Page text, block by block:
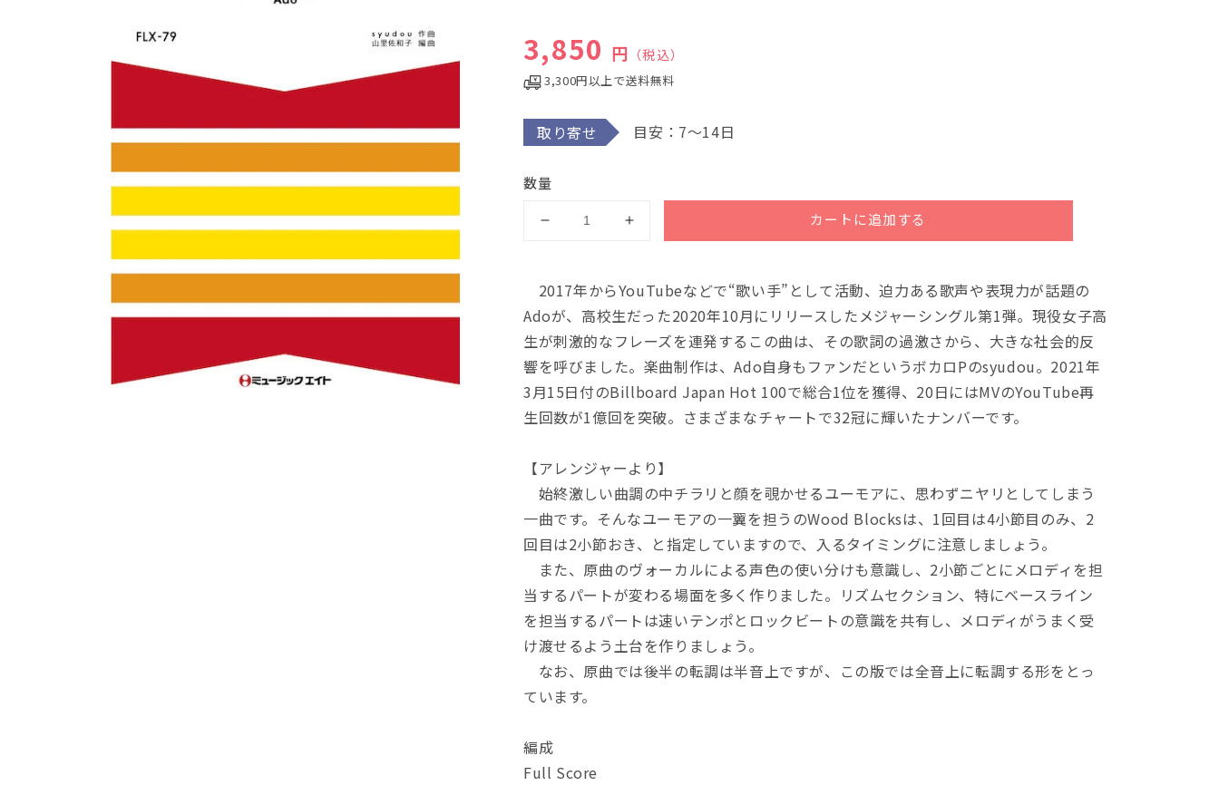
通常価格
3,850 円 （税込）
3,300円以上で送料無料
取り寄せ 目安：7～14日
数量
７
９
フ
レ
ッ
ク
ス・
ン
ド
（五
声
部
＋
打
楽
器）
う
せ
わ
／
Ｆ
７
９
フ
ッ
ク
ス・
ン
ド
（五
声
部
＋
打
楽
器）
う
カートに追加する
2017年からYouTubeなどで“歌い手”として活動、迫力ある歌声や表現力が話題の
Adoが、高校生だった2020年10月にリリースしたメジャーシングル第1弾。現役女子高
生が刺激的なフレーズを連発するこの曲は、その歌詞の過激さから、大きな社会的反
響を呼びました。楽曲制作は、Ado自身もファンだというボカロPのsyudou。2021年
3月15日付のBillboard Japan Hot 100で総合1位を獲得、20日にはMVのYouTube再
生回数が1億回を突破。さまざまなチャートで32冠に輝いたナンバーです。
【アレンジャーより】
始終激しい曲調の中チラリと顔を覗かせるユーモアに、思わずニヤリとしてしまう
一曲です。そんなユーモアの一翼を担うのWood Blocksは、1回目は4小節目のみ、2
回目は2小節おき、と指定していますので、入るタイミングに注意しましょう。
また、原曲のヴォーカルによる声色の使い分けも意識し、2小節ごとにメロディを担
当するパートが変わる場面を多く作りました。リズムセクション、特にベースライン
を担当するパートは速いテンポとロックビートの意識を共有し、メロディがうまく受
け渡せるよう土台を作りましょう。
なお、原曲では後半の転調は半音上ですが、この版では全音上に転調する形をとっ
ています。
編成
Full Score